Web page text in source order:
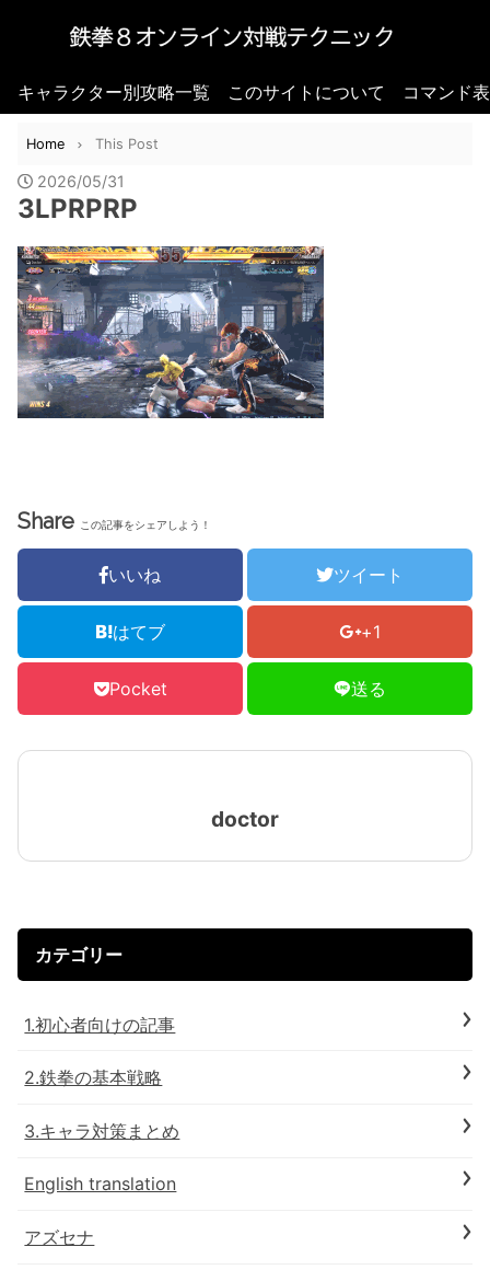
キャラクター別攻略一覧 このサイトについて コマンド
Home This Post
2026/05/31
3LPRPRP
Share この記事をシェアしよう！
いいね ツイート
はてブ +1
Pocket 送る
doctor
カテゴリー
1.初心者向けの記事
2.鉄拳の基本戦略
3.キャラ対策まとめ
English translation
アズセナ